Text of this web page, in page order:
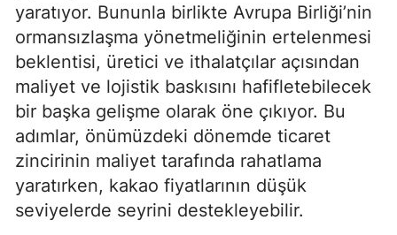
yaratıyor. Bununla birlikte Avrupa Birliği’nin
ormansızlaşma yönetmeliğinin ertelenmesi
beklentisi, üretici ve ithalatçılar açısından
maliyet ve lojistik baskısını hafifletebilecek
bir başka gelişme olarak öne çıkıyor. Bu
adımlar, önümüzdeki dönemde ticaret
zincirinin maliyet tarafında rahatlama
yaratırken, kakao fiyatlarının düşük
seviyelerde seyrini destekleyebilir.